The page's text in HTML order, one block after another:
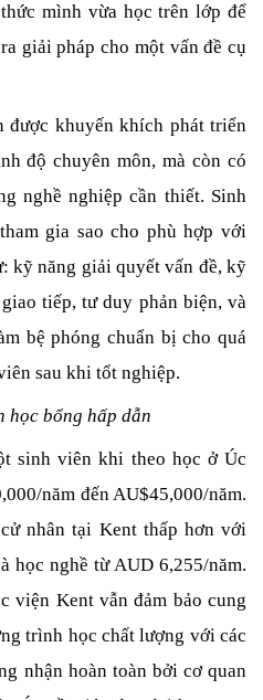
mình vừa học trên lớp để
giải pháp cho một vấn đề cụ
được khuyến khích phát triển
độ chuyên môn, mà còn có
nghề nghiệp cần thiết. Sinh
gia sao cho phù hợp với
kỹ năng giải quyết vấn đề, kỹ
tiếp, tư duy phản biện, và
bệ phóng chuẩn bị cho quá
sau khi tốt nghiệp.
học bổng hấp dẫn
sinh viên khi theo học ở Úc
năm đến AU$45,000/năm.
nhân tại Kent thấp hơn với
học nghề từ AUD 6,255/năm.
viện Kent vẫn đảm bảo cung
trình học chất lượng với các
nhận hoàn toàn bởi cơ quan